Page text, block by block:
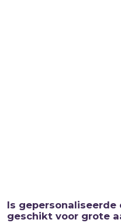
Is gepersonaliseerde
geschikt voor grote